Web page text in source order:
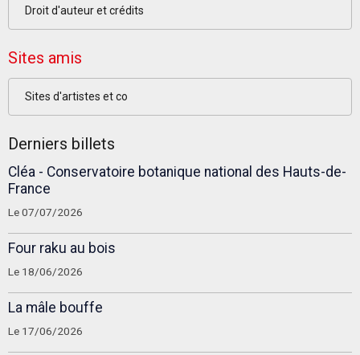
Droit d'auteur et crédits
Sites amis
Sites d'artistes et co
Derniers billets
Cléa - Conservatoire botanique national des Hauts-de-
France
Le 07/07/2026
Four raku au bois
Le 18/06/2026
La mâle bouffe
Le 17/06/2026